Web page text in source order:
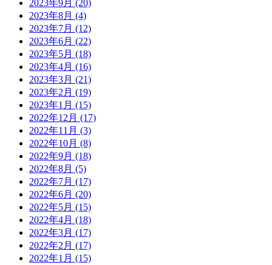
2023年9月 (20)
2023年8月 (4)
2023年7月 (12)
2023年6月 (22)
2023年5月 (18)
2023年4月 (16)
2023年3月 (21)
2023年2月 (19)
2023年1月 (15)
2022年12月 (17)
2022年11月 (3)
2022年10月 (8)
2022年9月 (18)
2022年8月 (5)
2022年7月 (17)
2022年6月 (20)
2022年5月 (15)
2022年4月 (18)
2022年3月 (17)
2022年2月 (17)
2022年1月 (15)